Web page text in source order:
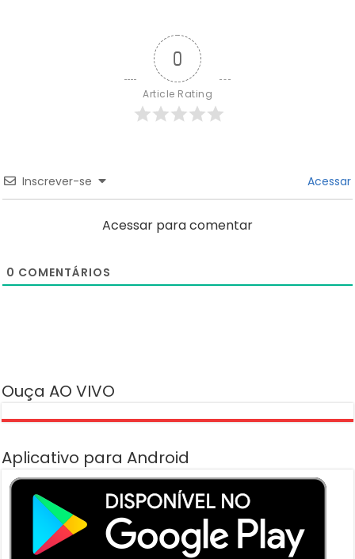
0
Article Rating
Inscrever-se Acessar
Acessar para comentar
0 COMENTÁRIOS
Ouça AO VIVO
Aplicativo para Android